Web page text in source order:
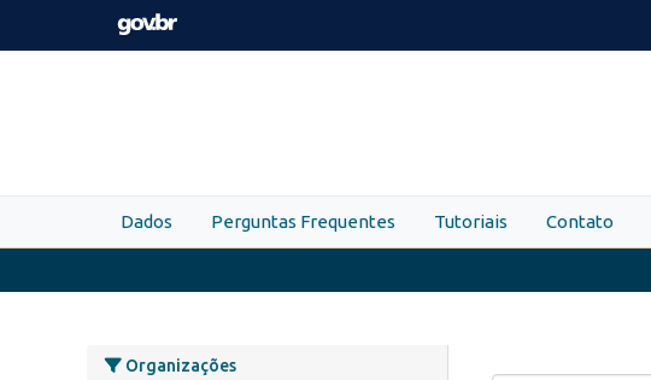
Skip to main content
Dados Perguntas Frequentes Tutoriais Contato
Organizações